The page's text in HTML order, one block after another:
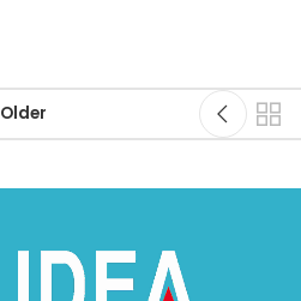
Older